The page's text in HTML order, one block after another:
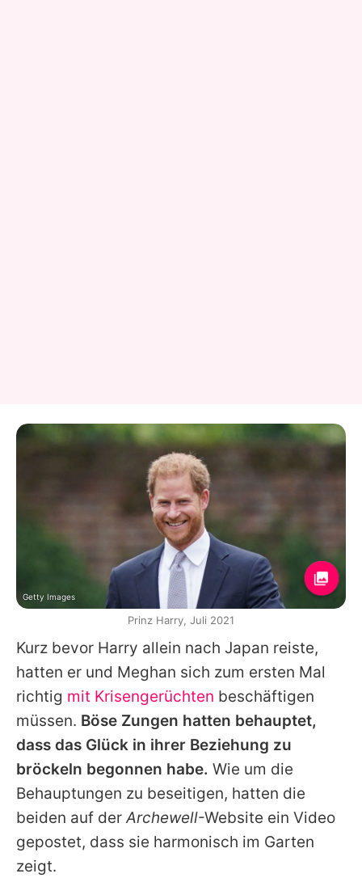
Kurz bevor Harry allein nach Japan reiste,
hatten er und Meghan sich zum ersten Mal
richtig mit Krisengerüchten beschäftigen
müssen. Böse Zungen hatten behauptet,
dass das Glück in ihrer Beziehung zu
bröckeln begonnen habe. Wie um die
Behauptungen zu beseitigen, hatten die
beiden auf derArchewell-Website ein Video
gepostet, dass sie harmonisch im Garten
zeigt.
Getty Images
Prinz Harry, Juli 2021